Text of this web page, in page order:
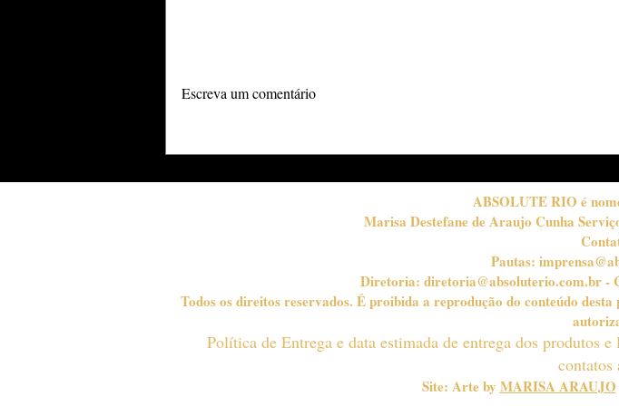
ANCEC reúne grandes
uma das mais tradicionais
como palco dos
Escreva um comentário
ABSOLUTE RIO é
Marisa Destefane de Araujo Cunha
Pautas:
Diretoria: diretoria@absoluterio.com.br-
Todos os direitos reservados. É proibida a reprodução do conteúdo
Política de Entrega e data estimada de entrega dos produtos
contatos
Site: Arte by MARISA ARAUJO